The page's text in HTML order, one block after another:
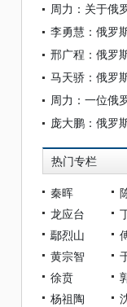
热门专栏
秦晖
龙应台
鄢烈山
黄宗智
徐贲
杨祖陶